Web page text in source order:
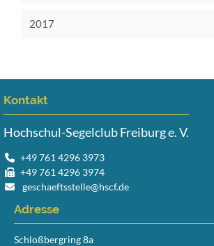
2017
Kontakt
Hochschul-Segelclub Freiburg e. V.
+49 761 4296 3973
+49 761 4296 3974
geschaeftsstelle@hscf.de
Adresse
Schloßbergring 8a